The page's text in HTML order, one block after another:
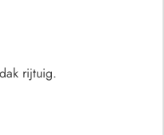
rijtuig.